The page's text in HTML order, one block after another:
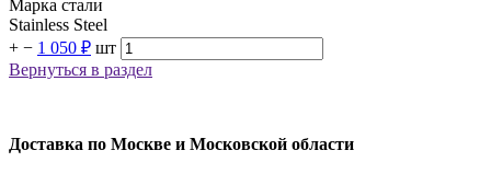
Марка стали
Stainless Steel
+ − 1 050 ₽ шт
Вернуться в раздел
Доставка по Москве и Московской области